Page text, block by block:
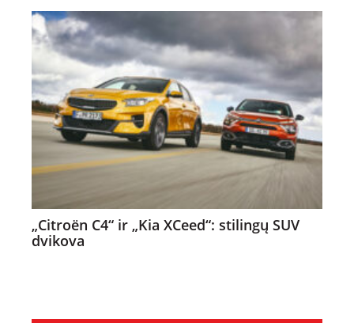
„Citroën C4“ ir „Kia XCeed“: stilingų SUV
dvikova